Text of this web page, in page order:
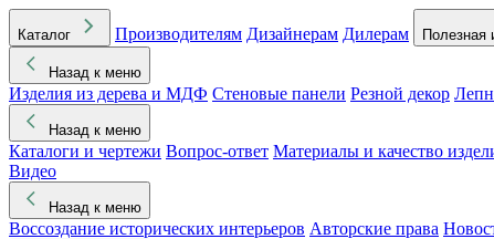
Каталог Производителям Дизайнерам Дилерам Полезная
Назад к меню
Изделия из дерева и МДФ Стеновые панели Резной декор
Назад к меню
Каталоги и чертежи Вопрос-ответ Материалы и качество
Видео
Назад к меню
Воссоздание исторических интерьеров Авторские права